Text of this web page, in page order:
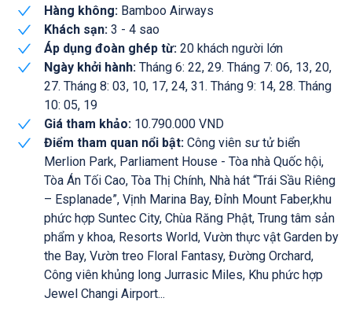
Hàng không: Bamboo Airways
Khách sạn: 3 - 4 sao
Áp dụng đoàn ghép từ: 20 khách người lớn
Ngày khởi hành: Tháng 6: 22, 29. Tháng 7: 06, 13, 20,
27. Tháng 8: 03, 10, 17, 24, 31. Tháng 9: 14, 28. Tháng
10: 05, 19
Giá tham khảo: 10.790.000 VND
Điểm tham quan nổi bật: Công viên sư tử biển
Merlion Park, Parliament House - Tòa nhà Quốc hội,
Tòa Án Tối Cao, Tòa Thị Chính, Nhà hát “Trái Sầu Riêng
– Esplanade”, Vịnh Marina Bay, Đỉnh Mount Faber,khu
phức hợp Suntec City, Chùa Răng Phật, Trung tâm sản
phẩm y khoa, Resorts World, Vườn thực vật Garden by
the Bay, Vườn treo Floral Fantasy, Đường Orchard,
Công viên khủng long Jurrasic Miles, Khu phức hợp
Jewel Changi Airport...